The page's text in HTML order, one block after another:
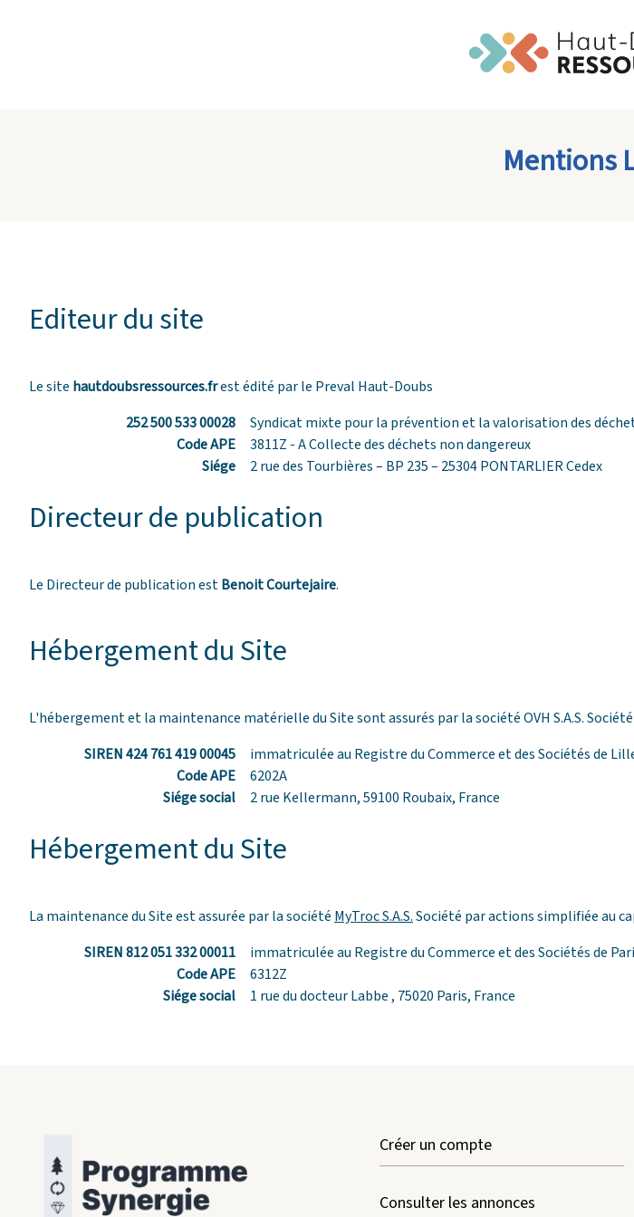
Mentions
Editeur du site
Le site hautdoubsressources.frest édité par le Preval Haut-Doubs
252 500 533 00028
Syndicat mixte pour la prévention et la valorisation des
Code APE
3811Z - A Collecte des déchets non dangereux
Siége
2 rue des Tourbières – BP 235 – 25304 PONTARLIER Cedex
Directeur de publication
Le Directeur de publication estBenoit Courtejaire.
Hébergement du Site
L'hébergement et la maintenance matérielle du Site sont assurés par la société OVH S.A.S.
SIREN 424 761 419 00045
immatriculée au Registre du Commerce et des Sociétés de
Code APE
6202A
Siége social
2 rue Kellermann, 59100 Roubaix, France
Hébergement du Site
La maintenance du Site est assurée par la société MyTroc S.A.S.Société par actions simplifiée au
SIREN 812 051 332 00011
immatriculée au Registre du Commerce et des Sociétés de
Code APE
6312Z
Siége social
1 rue du docteur Labbe , 75020 Paris, France
Créer un compte
Consulter les annonces